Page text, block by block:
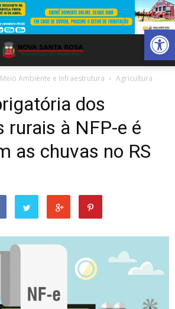
Abrir
Ambiente e Infraestrutura Agricultura
dos
rurais à NFP-e é
as chuvas no RS